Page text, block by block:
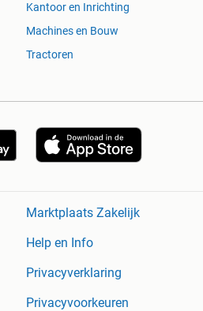
Kantoor en Inrichting
Machines en Bouw
Tractoren
Marktplaats Zakelijk
Help en Info
Privacyverklaring
Privacyvoorkeuren